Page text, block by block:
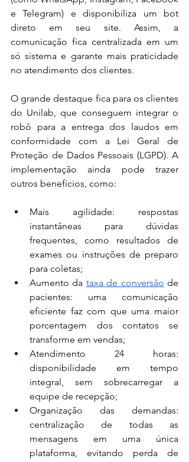
e Telegram) e disponibiliza um bot
direto em seu site. Assim, a
comunicação fica centralizada em um
só sistema e garante mais praticidade
no atendimento dos clientes.
O grande destaque fica para os clientes
do Unilab, que conseguem integrar o
robô para a entrega dos laudos em
conformidade com a Lei Geral de
Proteção de Dados Pessoais (LGPD). A
implementação ainda pode trazer
outros benefícios, como:
Mais agilidade: respostas
instantâneas para dúvidas
frequentes, como resultados de
exames ou instruções de preparo
para coletas;
Aumento da taxa de conversão de
pacientes: uma comunicação
eficiente faz com que uma maior
porcentagem dos contatos se
transforme em vendas;
Atendimento 24 horas:
disponibilidade em tempo
integral, sem sobrecarregar a
equipe de recepção;
Organização das demandas:
centralização de todas as
mensagens em uma única
plataforma, evitando perda de